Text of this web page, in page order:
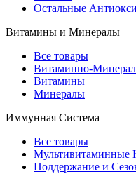
Остальные
Витамины и Минералы
Все товары
Витаминно-
Витамины
Минералы
Иммунная Система
Все товары
Мультивитаминные
Поддержание и